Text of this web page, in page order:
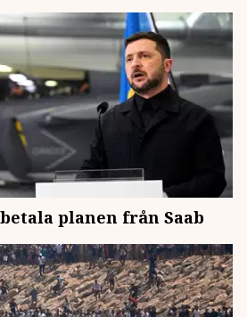
planen från Saab